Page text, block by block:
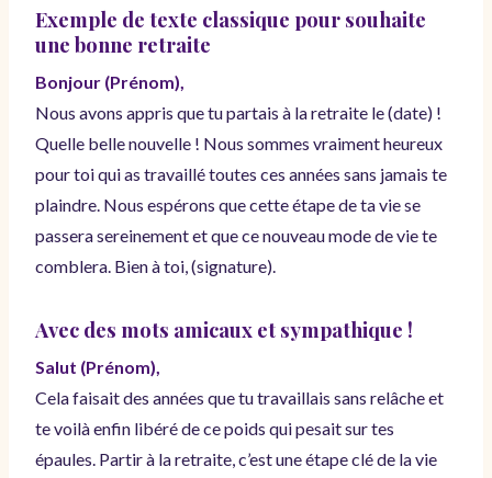
Exemple de texte classique pour souhaite
une bonne retraite
Bonjour (Prénom),
Nous avons appris que tu partais à la retraite le (date) !
Quelle belle nouvelle ! Nous sommes vraiment heureux
pour toi qui as travaillé toutes ces années sans jamais te
plaindre. Nous espérons que cette étape de ta vie se
passera sereinement et que ce nouveau mode de vie te
comblera. Bien à toi, (signature).
Avec des mots amicaux et sympathique !
Salut (Prénom),
Cela faisait des années que tu travaillais sans relâche et
te voilà enfin libéré de ce poids qui pesait sur tes
épaules. Partir à la retraite, c’est une étape clé de la vie